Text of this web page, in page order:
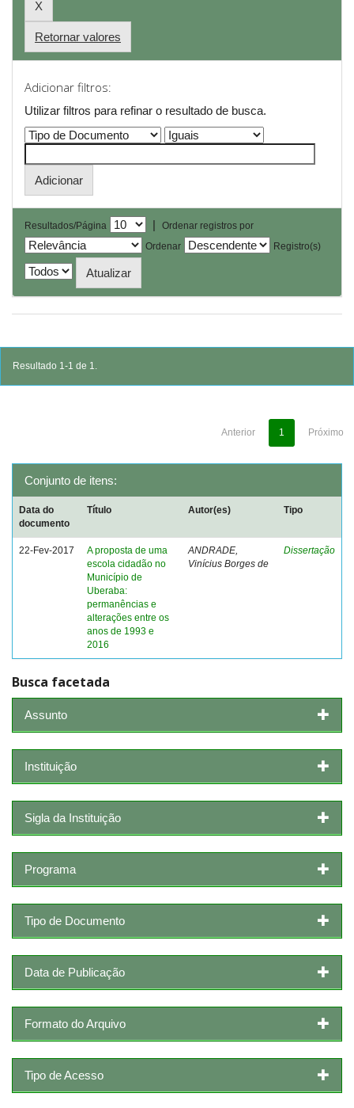
Retornar valores
Adicionar filtros:
Utilizar filtros para refinar o resultado de busca.
Resultados/Página |
Ordenar registros por
Ordenar
Registro(s)
Resultado 1-1 de 1.
Anterior 1 Próximo
Conjunto de itens:
Data do
documento
Título Autor(es) Tipo
22-Fev-2017
A proposta de uma
escola cidadão no
Município de
Uberaba:
permanências e
alterações entre os
anos de 1993 e
2016
ANDRADE,
Vinícius Borges de
Dissertação
Busca facetada
Assunto
Instituição
Sigla da Instituição
Programa
Tipo de Documento
Data de Publicação
Formato do Arquivo
Tipo de Acesso